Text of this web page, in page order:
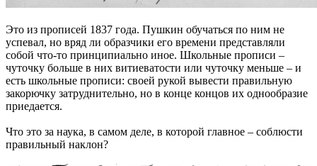
Это из прописей 1837 года. Пушкин обучаться по ним не
успевал, но вряд ли образчики его времени представляли
собой что-то принципиально иное. Школьные прописи –
чуточку больше в них витиеватости или чуточку меньше – и
есть школьные прописи: своей рукой вывести правильную
закорючку затруднительно, но в конце концов их однообразие
приедается.
Что это за наука, в самом деле, в которой главное – соблюсти
правильный наклон?